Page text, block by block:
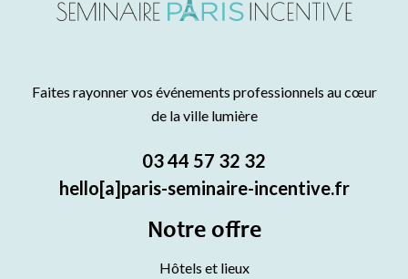
Faites rayonner vos événements professionnels au cœur
de la ville lumière
03 44 57 32 32
hello[a]paris-seminaire-incentive.fr
Notre offre
Hôtels et lieux